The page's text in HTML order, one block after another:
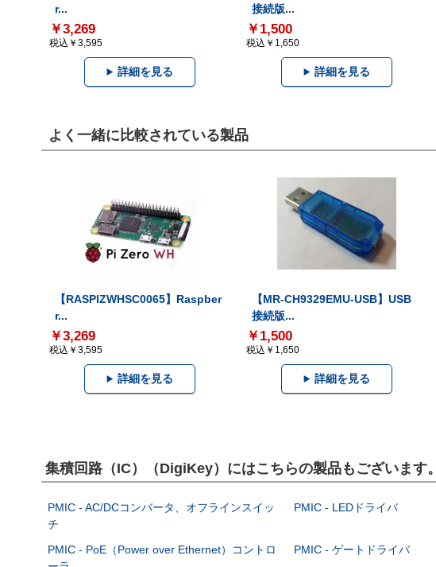
r...
￥3,269
税込￥3,595
詳細を見る
接続版...
￥1,500
税込￥1,650
詳細を見る
よく一緒に比較されている製品
【RASPIZWHSC0065】Raspber
r...
￥3,269
税込￥3,595
詳細を見る
【MR-CH9329EMU-USB】USB
接続版...
￥1,500
税込￥1,650
詳細を見る
集積回路（IC）（DigiKey）にはこちらの製品もございます。
PMIC - AC/DCコンバータ、オフラインスイッ
チ
PMIC - LEDドライバ
PMIC - PoE（Power over Ethernet）コントロ
PMIC - ゲートドライバ